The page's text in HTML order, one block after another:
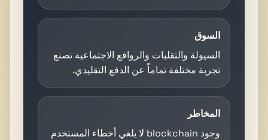
السوق
السيولة والتقلبات والروافع الاجتماعية تصنع
تجربة مختلفة تماماً عن الدفع التقليدي.
المخاطر
وجود blockchain لا يلغي أخطاء المستخدم